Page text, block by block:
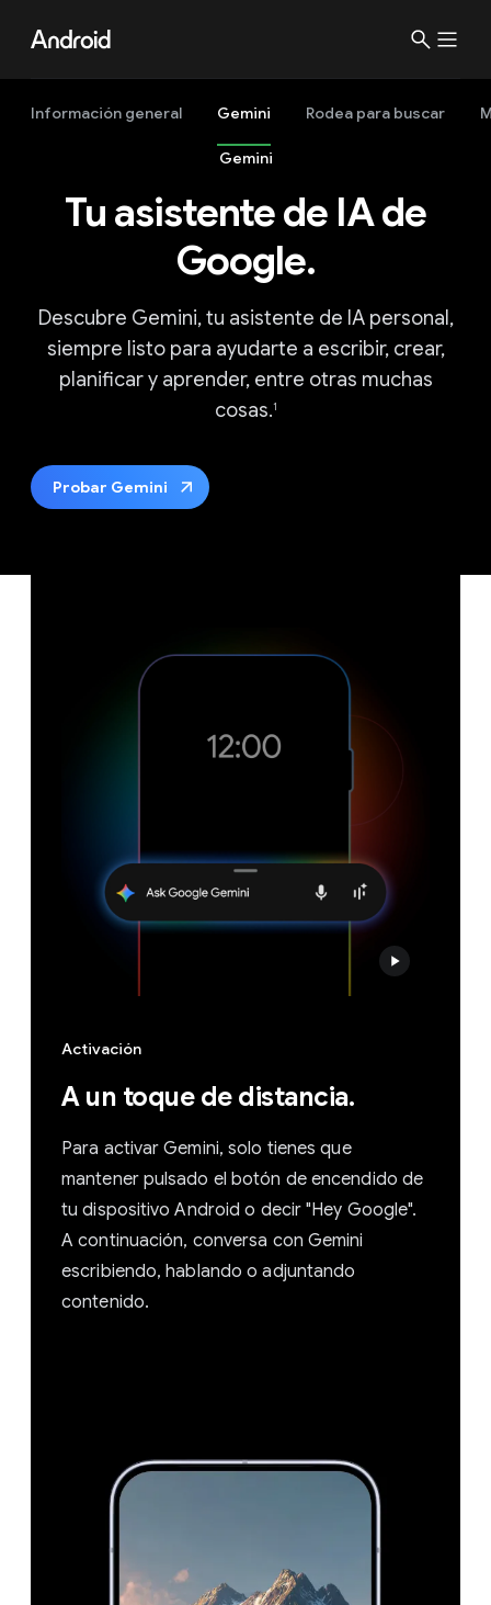
t
Información general Gemini Rodea para buscar
Gemini
Tu asistente de IA de
Google.
Descubre Gemini, tu asistente de IA personal,
siempre listo para ayudarte a escribir, crear,
planificar y aprender, entre otras muchas
cosas.1
Probar Gemini
Activación
A un toque de distancia.
Para activar Gemini, solo tienes que
mantener pulsado el botón de encendido de
tu dispositivo Android o decir "Hey Google".
A continuación, conversa con Gemini
escribiendo, hablando o adjuntando
contenido.